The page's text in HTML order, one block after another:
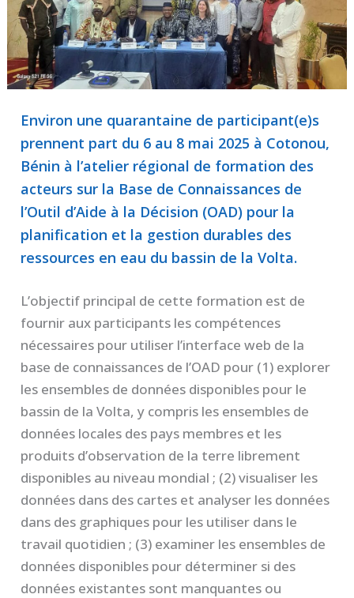
Environ une quarantaine de participant(e)s
prennent part du 6 au 8 mai 2025 à Cotonou,
Bénin à l’atelier régional de formation des
acteurs sur la Base de Connaissances de
l’Outil d’Aide à la Décision (OAD) pour la
planification et la gestion durables des
ressources en eau du bassin de la Volta.
L’objectif principal de cette formation est de
fournir aux participants les compétences
nécessaires pour utiliser l’interface web de la
base de connaissances de l’OAD pour (1) explorer
les ensembles de données disponibles pour le
bassin de la Volta, y compris les ensembles de
données locales des pays membres et les
produits d’observation de la terre librement
disponibles au niveau mondial ; (2) visualiser les
données dans des cartes et analyser les données
dans des graphiques pour les utiliser dans le
travail quotidien ; (3) examiner les ensembles de
données disponibles pour déterminer si des
données existantes sont manquantes ou